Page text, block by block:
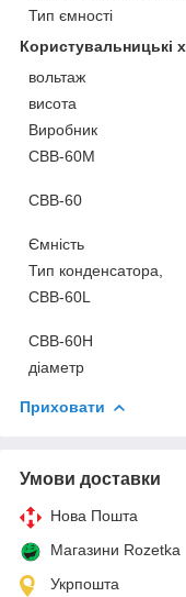
Тип ємності
Користувальницькі
вольтаж
висота
Виробник
CBB-60М
CBB-60
Ємність
Тип конденсатора,
CBB-60L
CBB-60H
діаметр
Приховати
Умови доставки
Нова Пошта
Магазини Rozetka
Укрпошта